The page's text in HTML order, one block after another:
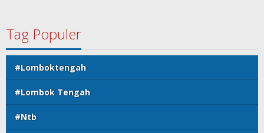
Tag Populer
#Lomboktengah
#Lombok Tengah
#Ntb